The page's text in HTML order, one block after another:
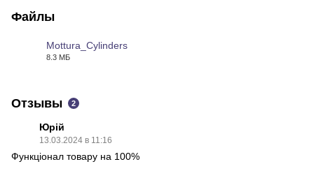
Файлы
Mottura_Cylinders
8.3 МБ
Отзывы 2
Юрій
13.03.2024 в 11:16
Функціонал товару на 100%